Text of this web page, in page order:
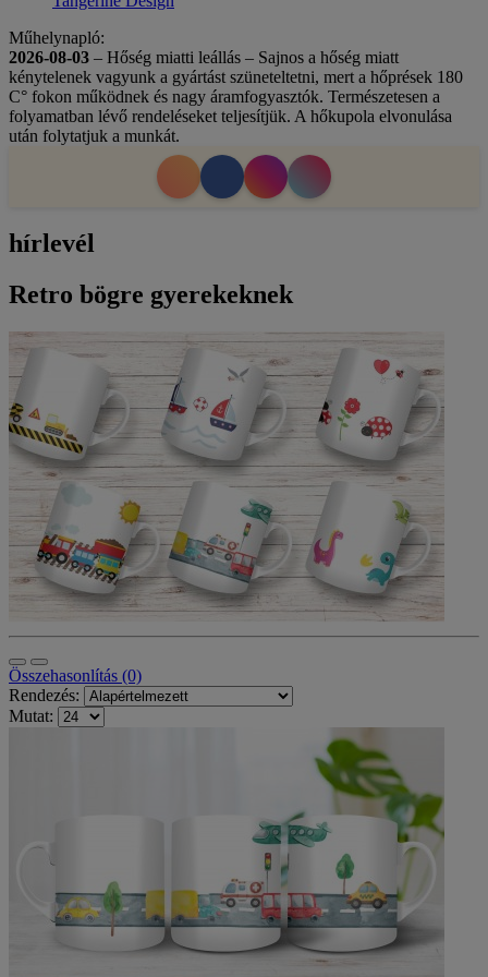
Műhelynapló:
2026-08-03 – Hőség miatti leállás – Sajnos a hőség miatt
kénytelenek vagyunk a gyártást szüneteltetni, mert a hőprések 180
C° fokon működnek és nagy áramfogyasztók. Természetesen a
folyamatban lévő rendeléseket teljesítjük. A hőkupola elvonulása
után folytatjuk a munkát.
hírlevél
Retro bögre gyerekeknek
Összehasonlítás (0)
Rendezés:
Mutat: